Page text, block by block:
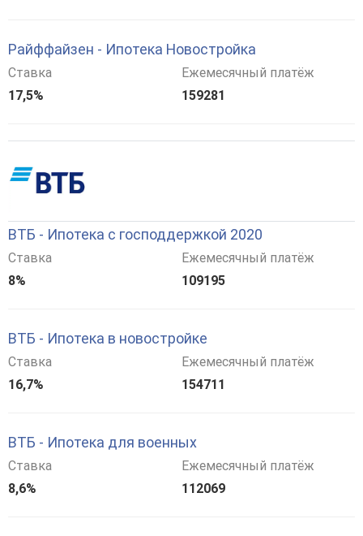
Райффайзен - Ипотека Новостройка
Ставка
17,5%
Ежемесячный платёж
159281
ВТБ - Ипотека с господдержкой 2020
Ставка
8%
Ежемесячный платёж
109195
ВТБ - Ипотека в новостройке
Ставка
16,7%
Ежемесячный платёж
154711
ВТБ - Ипотека для военных
Ставка
8,6%
Ежемесячный платёж
112069